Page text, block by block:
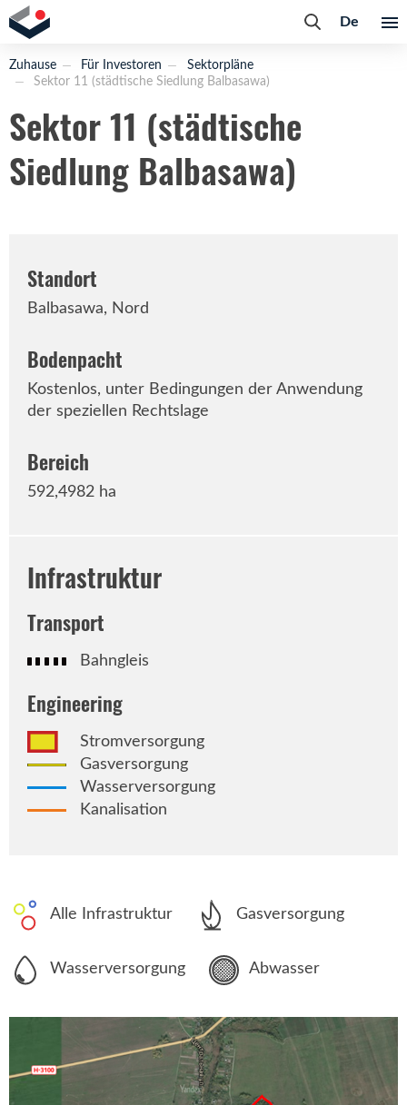
De
Zuhause Für Investoren
Sektorpläne
Sektor 11 (städtische Siedlung Balbasawa)
Sektor 11 (städtische
Siedlung Balbasawa)
Standort
Balbasawa, Nord
Bodenpacht
Kostenlos, unter Bedingungen der Anwendung
der speziellen Rechtslage
Bereich
592,4982 hа
Infrastruktur
Transport
Bahngleis
Engineering
Stromversorgung
Gasversorgung
Wasserversorgung
Kanalisation
Alle Infrastruktur Gasversorgung
Wasserversorgung Abwasser